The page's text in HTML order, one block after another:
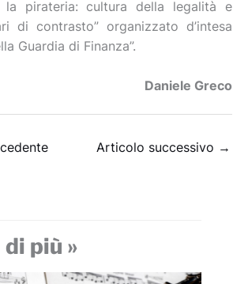
la pirateria: cultura della legalità e
di contrasto” organizzato d’intesa
Guardia di Finanza”.
Daniele Greco
Articolo successivo →
più »